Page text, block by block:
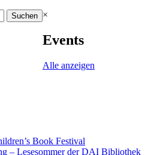
×
Events
Alle anzeigen
Book Festival
– Lesesommer der DAI Bibliothek